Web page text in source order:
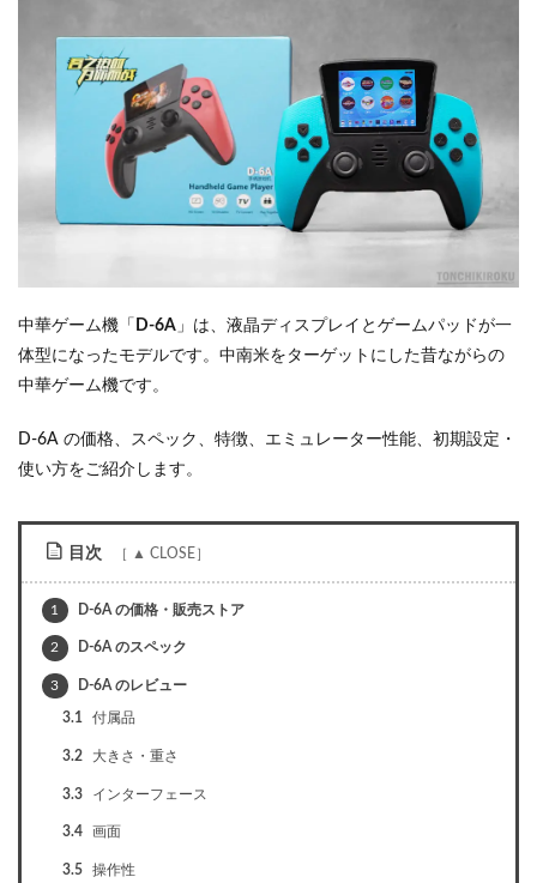
中華ゲーム機「 D-6A 」は、液晶ディスプレイとゲームパッドが一
体型になったモデルです。中南米をターゲットにした昔ながらの
中華ゲーム機です。
D-6A の価格、スペック、特徴、エミュレーター性能、初期設定・
使い方をご紹介します。
目次
1 D-6A の価格・販売ストア
2 D-6A のスペック
3 D-6A のレビュー
3.1 付属品
3.2 大きさ・重さ
3.3 インターフェース
3.4 画面
3.5 操作性